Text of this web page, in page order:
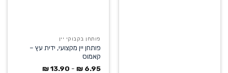
פותחן בקבוקי יין
פותחן יין מקצועי, ידית עץ –
קאמוס
6.95
₪
-
13.90
₪